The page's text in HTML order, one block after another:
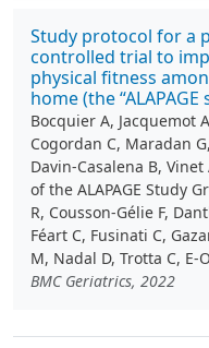
Study protocol for a
controlled trial to
physical fitness
home (the “ALAPAGE
Bocquier A, Jacquemot
Cogordan C, Maradan
Davin‑Casalena B,
of the ALAPAGE Study
R, Cousson‑Gélie F,
Féart C, Fusinati C,
M, Nadal D, Trotta C, E-
BMC Geriatrics, 2022